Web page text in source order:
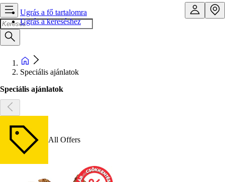
Ugrás a fő tartalomra
Ugrás a kereséshez
Speciális ajánlatok
Speciális ajánlatok
All Offers